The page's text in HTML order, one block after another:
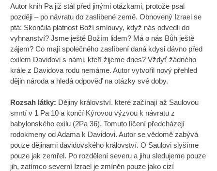
Autor knih Pa již stál před jinými otázkami, protože psal
později – po návratu do zaslíbené země. Obnovený Izrael se
ptá: Skončila platnost Boží smlouvy, když nás odvedli do
vyhnanství? Jsme ještě Božím lidem? Má o nás Bůh ještě
zájem? Co mají společného zaslíbení daná kdysi dávno před
exilem Davidovi s námi, kteří žijeme dnes? Vždyť žádného
krále z Davidova rodu nemáme. Autor vytvořil nový přehled
dějin národa a hledá odpověď na otázky své doby.
Rozsah látky: Dějiny království. které začínají až Saulovou
smrtí v 1 Pa 10 a končí Kýrovou výzvou k návratu z
babylonského exilu (2Pa 36). Tomuto líčení předcházejí
rodokmeny od Adama k Davidovi. Autor se vědomě zabývá
pouze dějinami davidovského království. O Saulovi slyšíme
pouze jak zemřel. Po rozdělení severu a jihu sledujeme pouze
jih, zatímco severní Izrael je zmíněn pouze jako cizí